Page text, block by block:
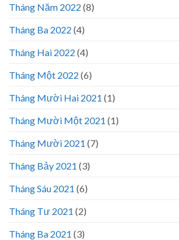
Tháng Năm 2022 (8)
Tháng Ba 2022 (4)
Tháng Hai 2022 (4)
Tháng Một 2022 (6)
Tháng Mười Hai 2021 (1)
Tháng Mười Một 2021 (1)
Tháng Mười 2021 (7)
Tháng Bảy 2021 (3)
Tháng Sáu 2021 (6)
Tháng Tư 2021 (2)
Tháng Ba 2021 (3)